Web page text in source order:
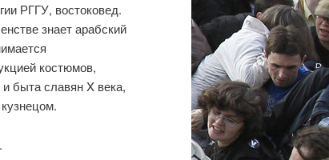
РГГУ, востоковед.
знает арабский
костюмов,
быта славян X века,